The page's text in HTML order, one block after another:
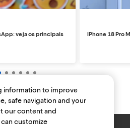
veja os principais iPhone 18 Pro
information to improve
safe navigation and your
our content and
customize